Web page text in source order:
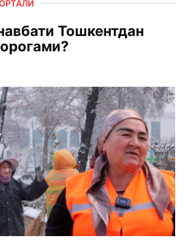
Тошкентдан